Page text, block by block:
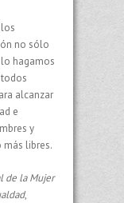
no sólo
hagamos
alcanzar
e
y
más libres.
de la Mujer
,